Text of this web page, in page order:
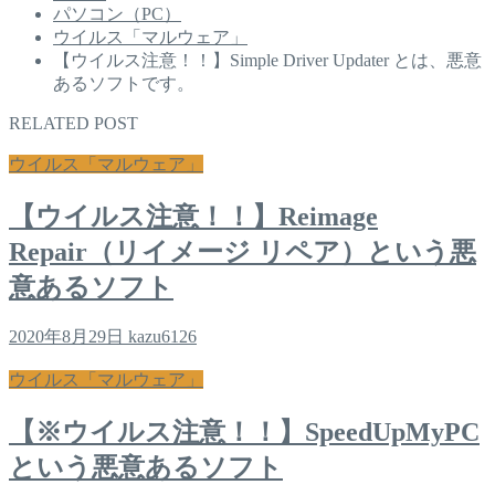
パソコン（PC）
ウイルス「マルウェア」
【ウイルス注意！！】Simple Driver Updater とは、悪意
あるソフトです。
RELATED POST
ウイルス「マルウェア」
【ウイルス注意！！】Reimage
Repair（リイメージ リペア）という悪
意あるソフト
2020年8月29日 kazu6126
ウイルス「マルウェア」
【※ウイルス注意！！】SpeedUpMyPC
という悪意あるソフト